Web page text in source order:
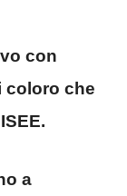
con
coloro che
a